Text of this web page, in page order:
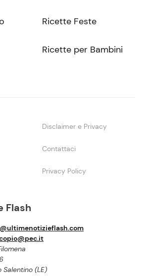
Flash
(LE)
Ricette Feste
Ricette per Bambini
Disclaimer e Privacy
Contattaci
Privacy Policy